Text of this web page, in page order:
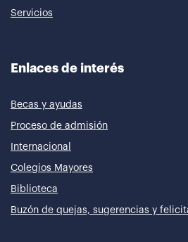
Servicios
Enlaces de interés
Becas y ayudas
Proceso de admisión
Internacional
Colegios Mayores
Biblioteca
Buzón de quejas, sugerencias y